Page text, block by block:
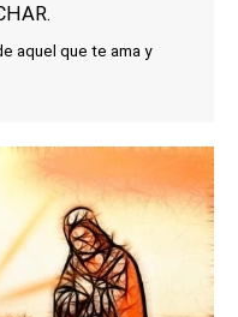
aquel que te ama y